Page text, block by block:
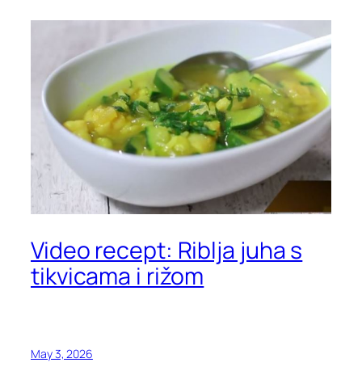
Video recept: Riblja juha s
tikvicama i rižom
May 3, 2026